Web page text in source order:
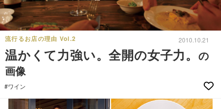
流行るお店の理由 Vol.2 2010.10.21
温かくて力強い。全開の女子力。 の
画像
#ワイン